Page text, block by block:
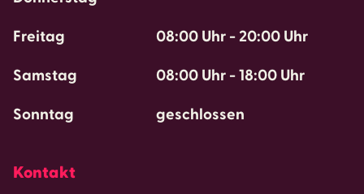
Freitag 08:00 Uhr - 20:00 Uhr
Samstag
08:00 Uhr -18:00 Uhr
Sonntag
geschlossen
Kontakt